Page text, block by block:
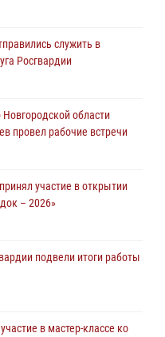
телефонную «горячую
о службе детям из летнего
мужчину
телевидение.
призывники
служить в
Росгвардии
области
провел рабочие встречи
участие в открытии
– 2026»
подвели итоги работы
в мастер-классе ко